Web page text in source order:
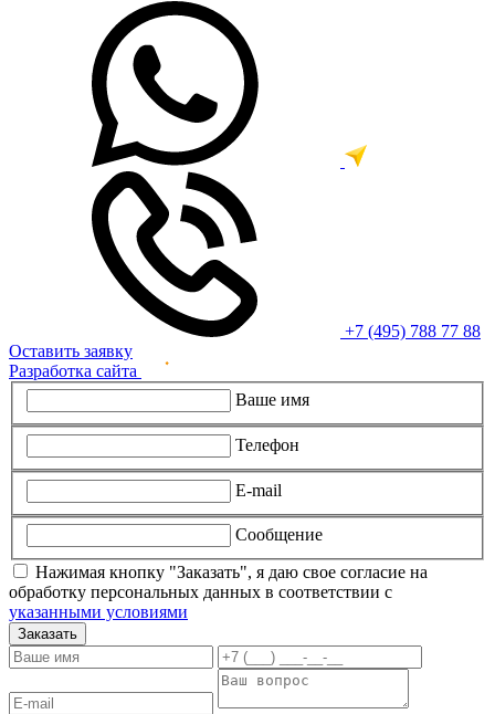
+7 (495) 788 77 88
Оставить заявку
Разработка сайта
Ваше имя
Телефон
E-mail
Сообщение
Нажимая кнопку "Заказать", я даю свое согласие на
обработку персональных данных в соответствии с
указанными условиями
Заказать